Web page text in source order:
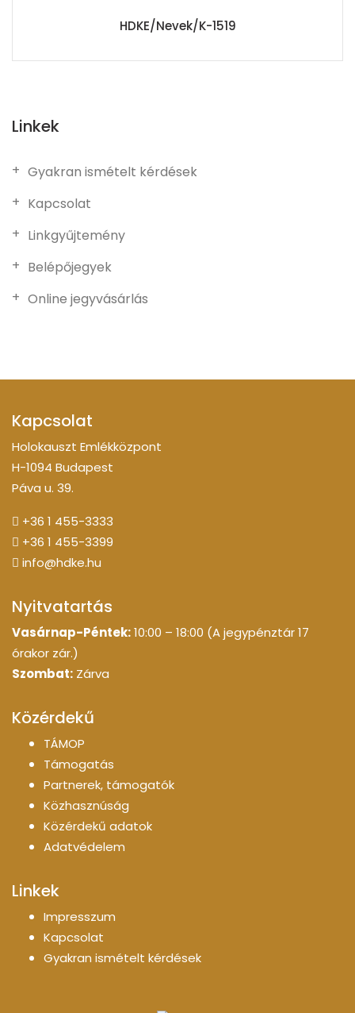
HDKE/Nevek/K-1519
Linkek
Gyakran ismételt kérdések
Kapcsolat
Linkgyűjtemény
Belépőjegyek
Online jegyvásárlás
Kapcsolat
Holokauszt Emlékközpont
H-1094 Budapest
Páva u. 39.
+36 1 455-3333
+36 1 455-3399
info@hdke.hu
Nyitvatartás
Vasárnap-Péntek:10:00 – 18:00 (A jegypénztár 17
órakor zár.)
Szombat: Zárva
Közérdekű
TÁMOP
Támogatás
Partnerek, támogatók
Közhasznúság
Közérdekű adatok
Adatvédelem
Linkek
Impresszum
Kapcsolat
Gyakran ismételt kérdések